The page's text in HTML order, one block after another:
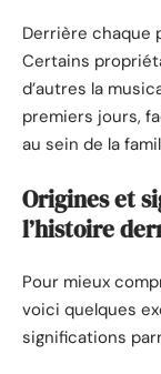
Derrière chaque
Certains
d’autres la
premiers jours,
au sein de la
Origines et
l’histoire
Pour mieux
voici quelques
significations